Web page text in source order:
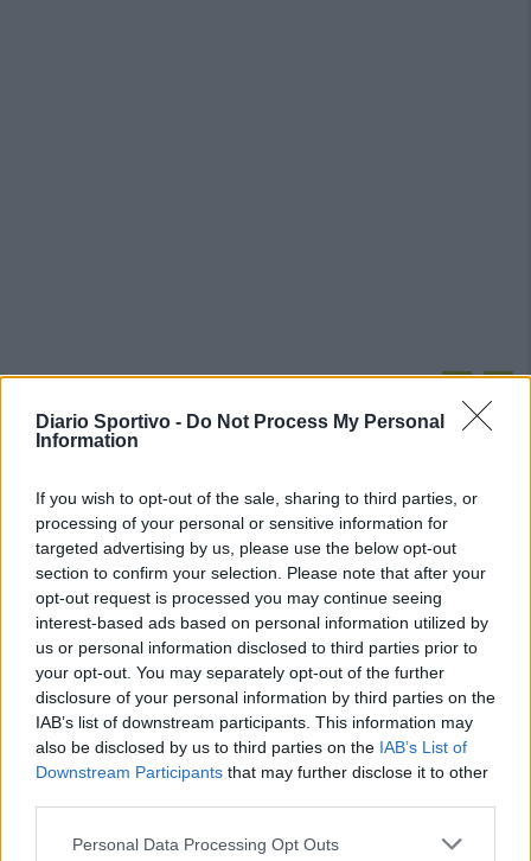
Diario Sportivo - Do Not Process My Personal
Information
If you wish to opt-out of the sale, sharing to third parties, or
processing of your personal or sensitive information for
targeted advertising by us, please use the below opt-out
section to confirm your selection. Please note that after your
opt-out request is processed you may continue seeing
interest-based ads based on personal information utilized by
us or personal information disclosed to third parties prior to
your opt-out. You may separately opt-out of the further
disclosure of your personal information by third parties on the
IAB’s list of downstream participants. This information may
also be disclosed by us to third parties on the IAB’s List of
Downstream Participants that may further disclose it to other
Personal Data Processing Opt Outs
6 Ago 2026
Il Selargius rinforza il centrocampo con
Manuel Rinino e Samuele Vacca
6 Ago 2026
Le 5 sarde ancora nel girone G con 8 squadre
laziali, 4 campane e la novità dei molisani del
Venafro
6 Ago 2026
Risultati Promozione e Top 11